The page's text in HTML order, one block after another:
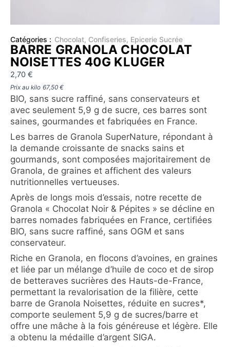
Catégories : Chocolat, Confiseries, Epicerie Sucrée
BARRE GRANOLA CHOCOLAT
NOISETTES 40G KLUGER
2,70 €
Prix au kilo 67,50 €
BIO, sans sucre raffiné, sans conservateurs et
avec seulement 5,9 g de sucre, ces barres sont
saines, gourmandes et fabriquées en France.
Les barres de Granola SuperNature, répondant à
la demande croissante de snacks sains et
gourmands, sont composées majoritairement de
Granola, de graines et affichent des valeurs
nutritionnelles vertueuses.
Après de longs mois d’essais, notre recette de
Granola « Chocolat Noir & Pépites » se décline en
barres nomades fabriquées en France, certifiées
BIO, sans sucre raffiné, sans OGM et sans
conservateur.
Riche en Granola, en flocons d’avoines, en graines
et liée par un mélange d’huile de coco et de sirop
de betteraves sucrières des Hauts-de-France,
permettant la revalorisation de la filière, cette
barre de Granola Noisettes, réduite en sucres*,
comporte seulement 5,9 g de sucres/barre et
offre une mâche à la fois généreuse et légère. Elle
a obtenu la médaille d’argent SIGA.